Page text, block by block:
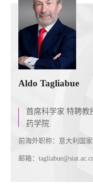
Aldo Tagliabue
首席科学家 特聘教
药学院
前海外职称：意大利国
邮箱：